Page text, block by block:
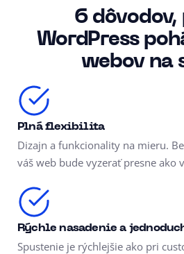
6 dôvodov,
WordPress
webov na
Plná flexibilita
Dizajn a funkcionality na mieru.
váš web bude vyzerať presne ako
Rýchle nasadenie a
Spustenie je rýchlejšie ako pri